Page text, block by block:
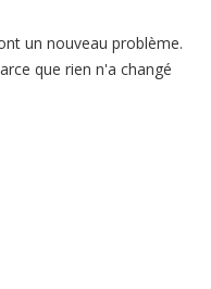
un nouveau problème.
que rien n'a changé